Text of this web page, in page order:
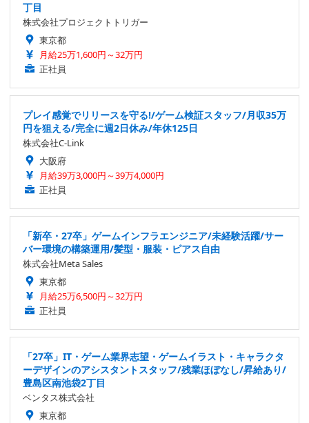
丁目
株式会社プロジェクトトリガー
東京都
月給25万1,600円～32万円
正社員
プレイ感覚でリリースを守る!/ゲーム検証スタッフ/月収35万
円を狙える/完全に週2日休み/年休125日
株式会社C-Link
大阪府
月給39万3,000円～39万4,000円
正社員
「新卒・27卒」ゲームインフラエンジニア/未経験活躍/サー
バー環境の構築運用/髪型・服装・ピアス自由
株式会社Meta Sales
東京都
月給25万6,500円～32万円
正社員
「27卒」IT・ゲーム業界志望・ゲームイラスト・キャラクタ
ーデザインのアシスタントスタッフ/残業ほぼなし/昇給あり/
豊島区南池袋2丁目
ベンタス株式会社
東京都